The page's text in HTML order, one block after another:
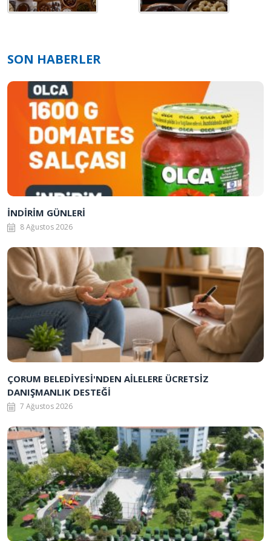
SON HABERLER
İNDİRİM GÜNLERİ
8 Ağustos 2026
ÇORUM BELEDİYESİ'NDEN AİLELERE ÜCRETSİZ
DANIŞMANLIK DESTEĞİ
7 Ağustos 2026